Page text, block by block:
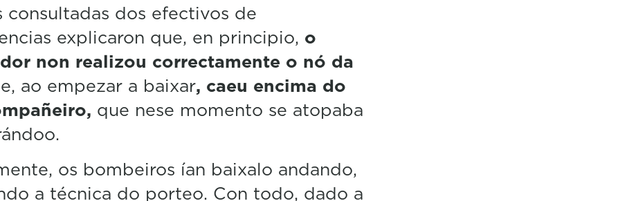
consultadas dos efectivos de
explicaron que, en principio, o
non realizou correctamente o nó da
e, ao empezar a baixar, caeu encima do
que nese momento se atopaba
os bombeiros ían baixalo andando,
a técnica do porteo. Con todo, dado a